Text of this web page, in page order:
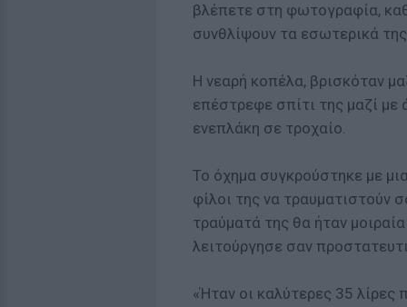
βλέπετε στη φωτογραφία,
συνθλίψουν τα εσωτερικά
Η νεαρή κοπέλα, βρισκόταν
επέστρεφε σπίτι της μαζί με
ενεπλάκη σε τροχαίο.
Το όχημα συγκρούστηκε με
φίλοι της να τραυματιστούν
τραύματά της θα ήταν
λειτούργησε σαν
«Ήταν οι καλύτερες 35